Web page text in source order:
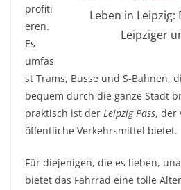
Leben in Leipzig:
Leipziger
profiti
eren.
Es
umfas
st Trams, Busse und S-Bahnen,
bequem durch die ganze Stadt
praktisch ist der Leipzig Pass, der
öffentliche Verkehrsmittel bietet.
Für diejenigen, die es lieben,
bietet das Fahrrad eine tolle